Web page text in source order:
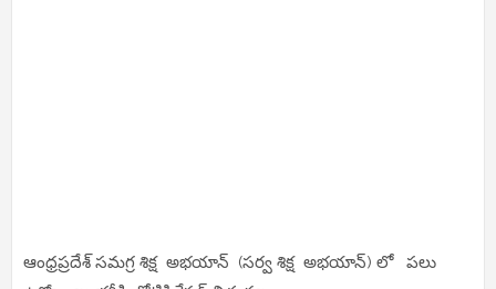
ఆంధ్రప్రదేశ్ సమగ్ర శిక్ష అభయాన్ (సర్వ శిక్ష అభయాన్) లో పలు